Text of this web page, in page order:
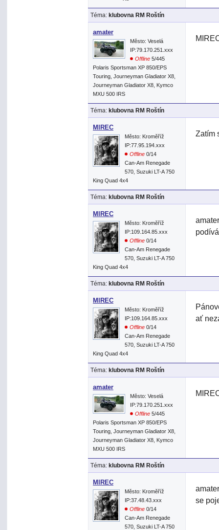
Téma: klubovna RM Roštín
amater
Město: Veselá
IP:79.170.251.xxx
Offline 5/445
Polaris Sportsman XP 850/EPS
Touring, Journeyman Gladiator X8,
Journeyman Gladiator X8, Kymco
MXU 500 IRS
Téma: klubovna RM Roštín
MIREC
Město: Kroměříž
IP:77.95.194.xxx
Offline 0/14
Can-Am Renegade
570, Suzuki LT-A 750
King Quad 4x4
Zatím
Téma: klubovna RM Roštín
MIREC
Město: Kroměříž
IP:109.164.85.xxx
Offline 0/14
Can-Am Renegade
570, Suzuki LT-A 750
King Quad 4x4
Téma: klubovna RM Roštín
MIREC
Město: Kroměříž
IP:109.164.85.xxx
Offline 0/14
Can-Am Renegade
570, Suzuki LT-A 750
King Quad 4x4
ať
Téma: klubovna RM Roštín
amater
Město: Veselá
IP:79.170.251.xxx
Offline 5/445
Polaris Sportsman XP 850/EPS
Touring, Journeyman Gladiator X8,
Journeyman Gladiator X8, Kymco
MXU 500 IRS
Téma: klubovna RM Roštín
MIREC
Město: Kroměříž
IP:37.48.43.xxx
Offline 0/14
Can-Am Renegade
570, Suzuki LT-A 750
se